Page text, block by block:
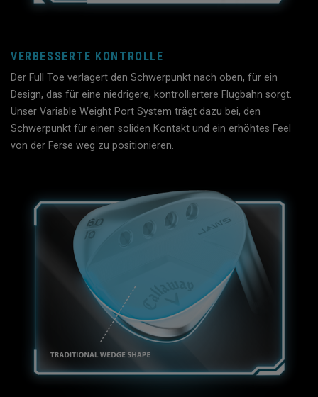
VERBESSERTE KONTROLLE
Der Full Toe verlagert den Schwerpunkt nach oben, für ein
Design, das für eine niedrigere, kontrolliertere Flugbahn sorgt.
Unser Variable Weight Port System trägt dazu bei, den
Schwerpunkt für einen soliden Kontakt und ein erhöhtes Feel
von der Ferse weg zu positionieren.